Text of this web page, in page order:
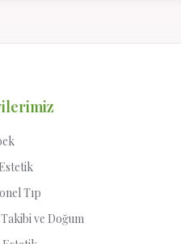
Tıp
ve Doğum